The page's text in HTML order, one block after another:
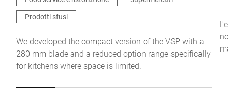
inDichiarazione di protezione dei dati*
Anti-Robot Verification
Click to start verification
Prodotti sfusi
We developed the compact version of the VSP with a
280 mm blade and a reduced option range specifically
for kitchens where space is limited.